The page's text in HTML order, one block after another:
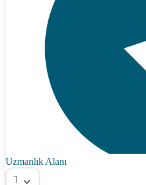
Uzmanlık Alanı
Tümü